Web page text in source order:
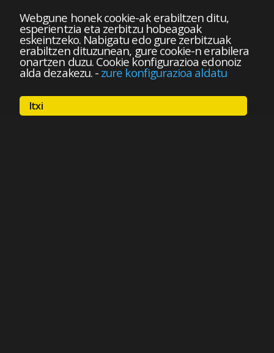
Webgune honek cookie-ak erabiltzen ditu,
esperientzia eta zerbitzu hobeagoak
eskeintzeko. Nabigatu edo gure zerbitzuak
erabiltzen dituzunean, gure cookie-n erabilera
onartzen duzu. Cookie konfigurazioa edonoiz
alda dezakezu.- zure konfigurazioa aldatu
Itxi